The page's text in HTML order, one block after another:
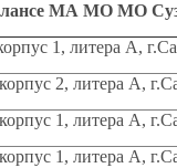
МА МО МО
1, литера А,
2, литера А,
1, литера А,
1, литера А,